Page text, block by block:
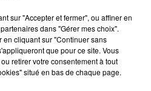
sur "Accepter et fermer", ou affiner en
dans "Gérer mes choix".
en cliquant sur "Continuer sans
que pour ce site. Vous
retirer votre consentement à tout
situé en bas de chaque page.